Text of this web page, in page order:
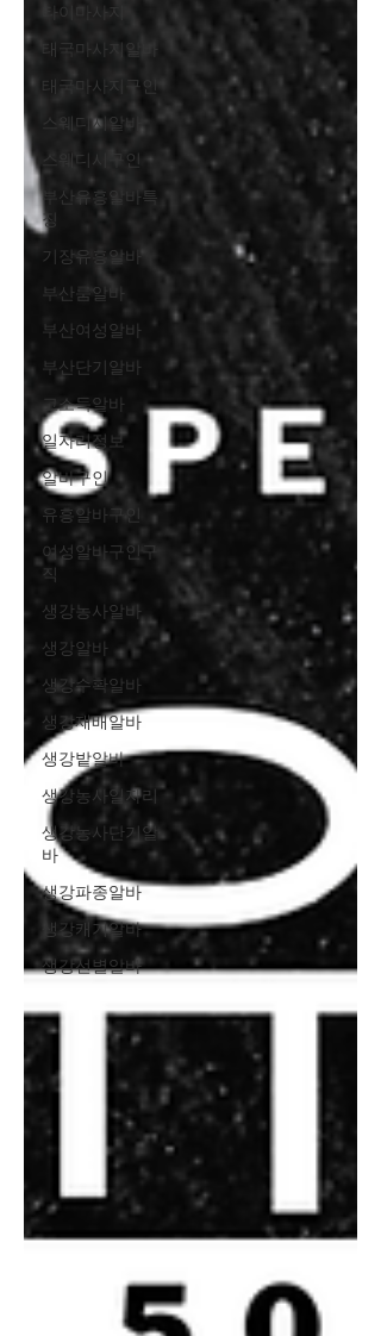
타이마사지
태국마사지알바
태국마사지구인
스웨디시알바
스웨디시구인
부산유흥알바특
징
기장유흥알바
부산룸알바
부산여성알바
부산단기알바
고소득알바
일자리정보
알바구인
유흥알바구인
여성알바구인구
직
생강농사알바
생강알바
생강수확알바
생강재배알바
생강밭알바
생강농사일자리
생강농사단기알
바
생강파종알바
생강캐기알바
생강선별알바